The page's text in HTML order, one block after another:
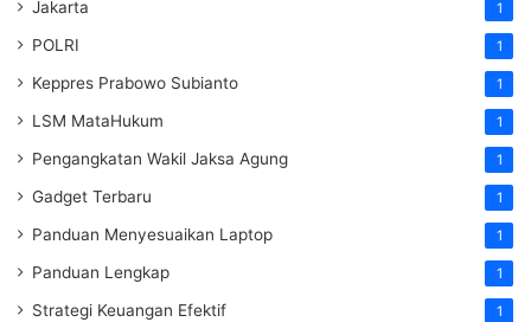
Jakarta 1
POLRI 1
Keppres Prabowo Subianto 1
LSM MataHukum 1
Pengangkatan Wakil Jaksa Agung 1
Gadget Terbaru 1
Panduan Menyesuaikan Laptop 1
Panduan Lengkap 1
Strategi Keuangan Efektif 1